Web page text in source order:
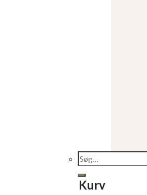
Søg
efter:
Kurv